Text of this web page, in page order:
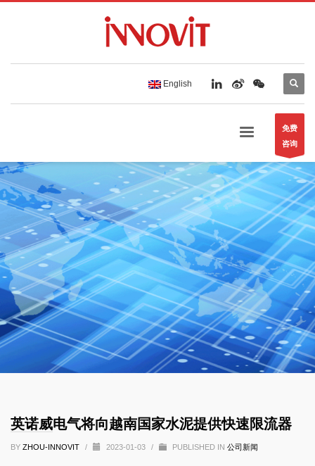
English
免费
咨询
英诺威电气将向越南国家水泥提供快速限流器
BY ZHOU-INNOVIT / 2023-01-03 / PUBLISHED IN 公司新闻